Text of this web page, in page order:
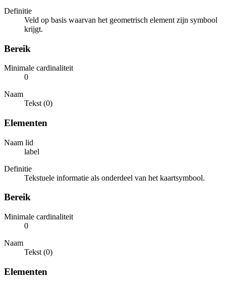
Definitie
Veld op basis waarvan het geometrisch element zijn symbool
krijgt.
Bereik
Minimale cardinaliteit
0
Naam
Tekst (0)
Elementen
Naam lid
label
Definitie
Tekstuele informatie als onderdeel van het kaartsymbool.
Bereik
Minimale cardinaliteit
0
Naam
Tekst (0)
Elementen